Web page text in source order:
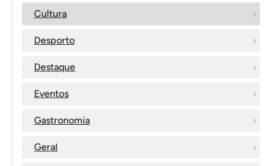
Cultura
Desporto
Destaque
Eventos
Gastronomia
Geral